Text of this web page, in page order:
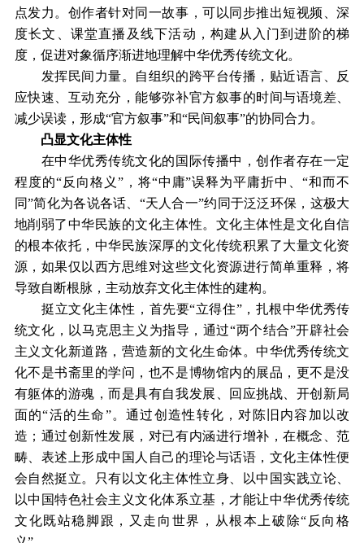
点发力。创作者针对同一故事，可以同步推出短视频、深
度长文、课堂直播及线下活动，构建从入门到进阶的梯
度，促进对象循序渐进地理解中华优秀传统文化。
发挥民间力量。自组织的跨平台传播，贴近语言、反
应快速、互动充分，能够弥补官方叙事的时间与语境差、
减少误读，形成“官方叙事”和“民间叙事”的协同合力。
凸显文化主体性
在中华优秀传统文化的国际传播中，创作者存在一定
程度的“反向格义”，将“中庸”误释为平庸折中、“和而不
同”简化为各说各话、“天人合一”约同于泛泛环保，这极大
地削弱了中华民族的文化主体性。文化主体性是文化自信
的根本依托，中华民族深厚的文化传统积累了大量文化资
源，如果仅以西方思维对这些文化资源进行简单重释，将
导致自断根脉，主动放弃文化主体性的建构。
挺立文化主体性，首先要“立得住”，扎根中华优秀传
统文化，以马克思主义为指导，通过“两个结合”开辟社会
主义文化新道路，营造新的文化生命体。中华优秀传统文
化不是书斋里的学问，也不是博物馆内的展品，更不是没
有躯体的游魂，而是具有自我发展、回应挑战、开创新局
面的“活的生命”。通过创造性转化，对陈旧内容加以改
造；通过创新性发展，对已有内涵进行增补，在概念、范
畴、表述上形成中国人自己的理论与话语，文化主体性便
会自然挺立。只有以文化主体性立身、以中国实践立论、
以中国特色社会主义文化体系立基，才能让中华优秀传统
文化既站稳脚跟，又走向世界，从根本上破除“反向格